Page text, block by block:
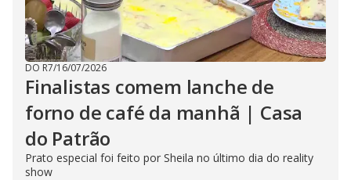
DO R7/16/07/2026
Finalistas comem lanche de
forno de café da manhã | Casa
do Patrão
Prato especial foi feito por Sheila no último dia do reality
show